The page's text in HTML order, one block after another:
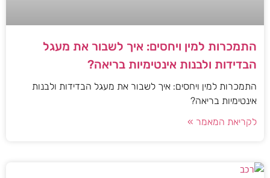
התמכרות למין ויחסים: איך לשבור את מעגל
הבדידות ולבנות אינטימיות בריאה?
התמכרות למין ויחסים: איך לשבור את מעגל הבדידות ולבנות
אינטימיות בריאה?
לקריאת המאמר »